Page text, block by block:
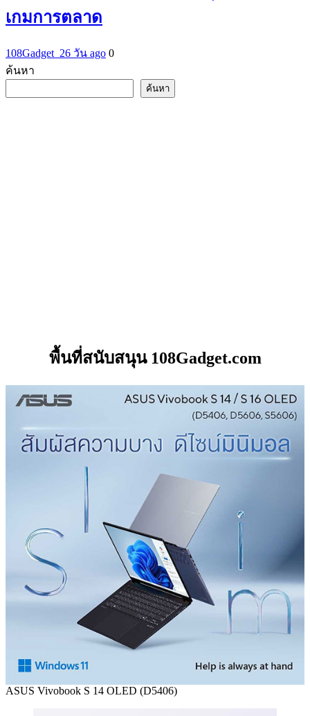
เกมการตลาด
108Gadget_26 วัน ago 0
ค้นหา
ค้นหา
พื้นที่สนับสนุน 108Gadget.com
ASUS Vivobook S 14 OLED (D5406)